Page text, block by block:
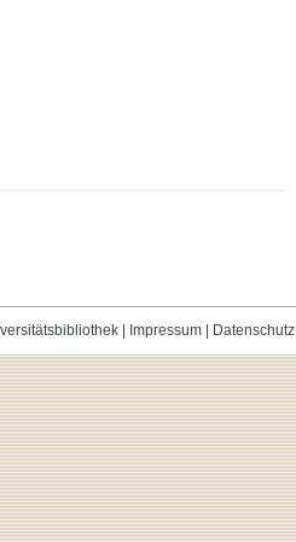
| Impressum| Datenschutz